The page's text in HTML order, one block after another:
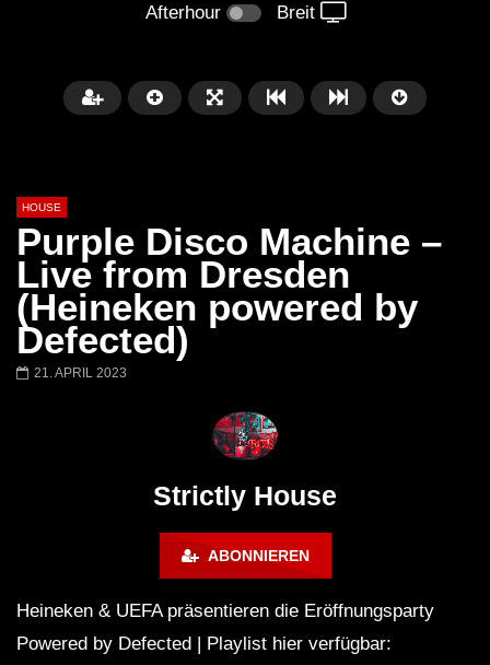
Afterhour Breit
Später
00:20:23
Honey Dijon- Escenario Villa
Maravilla @ Tecate Pal Norte
2023 Monterrey NL 3 31 23
HOUSE
Purple Disco Machine –
Live from Dresden
(Heineken powered by
Defected)
21. APRIL 2023
Strictly House
ABONNIEREN
Heineken & UEFA präsentieren die Eröffnungsparty
Powered by Defected | Playlist hier verfügbar: